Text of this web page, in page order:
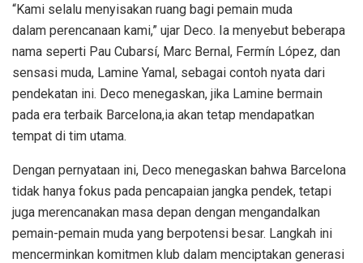
“Kami selalu menyisakan ruang bagi pemain muda
dalam perencanaan kami,” ujar Deco. Ia menyebut beberapa
nama seperti Pau Cubarsí, Marc Bernal, Fermín López, dan
sensasi muda, Lamine Yamal, sebagai contoh nyata dari
pendekatan ini. Deco menegaskan, jika Lamine bermain
pada era terbaik Barcelona,​​ia akan tetap mendapatkan
tempat di tim utama.
Dengan pernyataan ini, Deco menegaskan bahwa Barcelona
tidak hanya fokus pada pencapaian jangka pendek, tetapi
juga merencanakan masa depan dengan mengandalkan
pemain-pemain muda yang berpotensi besar. Langkah ini
mencerminkan komitmen klub dalam menciptakan generasi